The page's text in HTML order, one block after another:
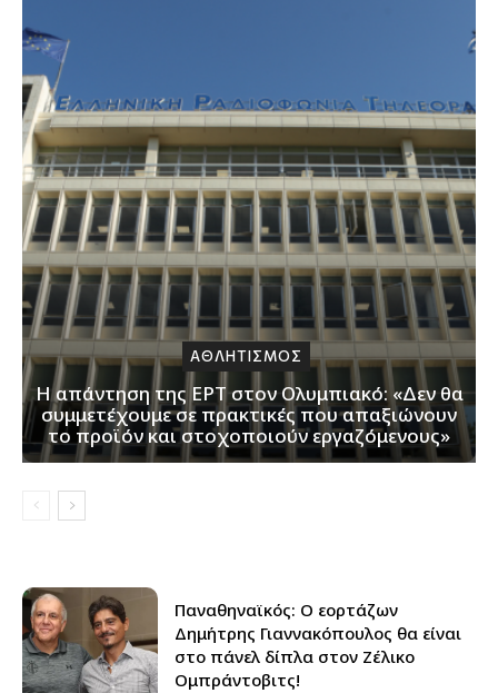
ΑΘΛΗΤΙΣΜΟΣ
Η απάντηση της ΕΡΤ στον Ολυμπιακό: «Δεν θα
συμμετέχουμε σε πρακτικές που απαξιώνουν
το προϊόν και στοχοποιούν εργαζόμενους»
Παναθηναϊκός: Ο εορτάζων
Δημήτρης Γιαννακόπουλος θα είναι
στο πάνελ δίπλα στον Ζέλικο
Ομπράντοβιτς!